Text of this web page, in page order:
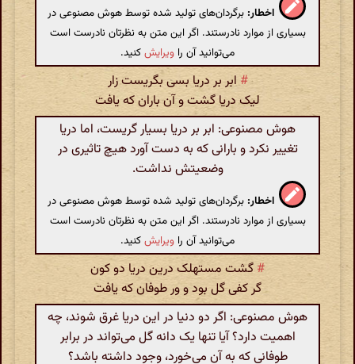
اخطار: برگردان‌های تولید شده توسط هوش مصنوعی در
بسیاری از موارد نادرستند. اگر این متن به نظرتان نادرست است
می‌توانید آن را ویرایشکنید.
#ابر بر دریا بسی بگریست زار
لیک دریا گشت و آن باران که یافت
هوش مصنوعی: ابر بر دریا بسیار گریست، اما دریا
تغییر نکرد و بارانی که به دست آورد هیچ تاثیری در
وضعیتش نداشت.
اخطار: برگردان‌های تولید شده توسط هوش مصنوعی در
بسیاری از موارد نادرستند. اگر این متن به نظرتان نادرست است
می‌توانید آن را ویرایشکنید.
# گشت مستهلک درین دریا دو کون
گر کفی گل بود و ور طوفان که یافت
هوش مصنوعی: اگر دو دنیا در این دریا غرق شوند، چه
اهمیت دارد؟ آیا تنها یک دانه گل می‌تواند در برابر
طوفانی که به آن می‌خورد، وجود داشته باشد؟